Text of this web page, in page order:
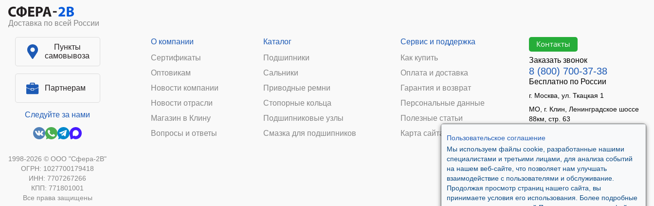
Пользовательское соглашение
Мы используем файлы cookie, разработанные нашими
специалистами и третьими лицами, для анализа событий
на нашем веб-сайте, что позволяет нам улучшать
взаимодействие с пользователями и обслуживание.
Продолжая просмотр страниц нашего сайта, вы
принимаете условия его использования. Более подробные
Доставка по всей России
Пункты
самовывоза
Партнерам
Следуйте за нами
1998-2026 © ООО "Сфера-2В"
ОГРН: 1027700179418
ИНН: 7707267266
КПП: 771801001
Все права защищены
О компании
Сертификаты
Оптовикам
Новости компании
Новости отрасли
Магазин в Клину
Вопросы и ответы
Каталог
Подшипники
Сальники
Приводные ремни
Стопорные кольца
Подшипниковые узлы
Смазка для подшипников
Сервис и поддержка
Как купить
Оплата и доставка
Гарантия и возврат
Персональные данные
Полезные статьи
Карта сайта
Контакты
Заказать звонок
8 (800) 700-37-38
Бесплатно по России
г. Москва, ул. Ткацкая 1
МО, г. Клин, Ленинградское шоссе
88км, стр. 63
Сб 10:00 - 14:00
Вс - выходной